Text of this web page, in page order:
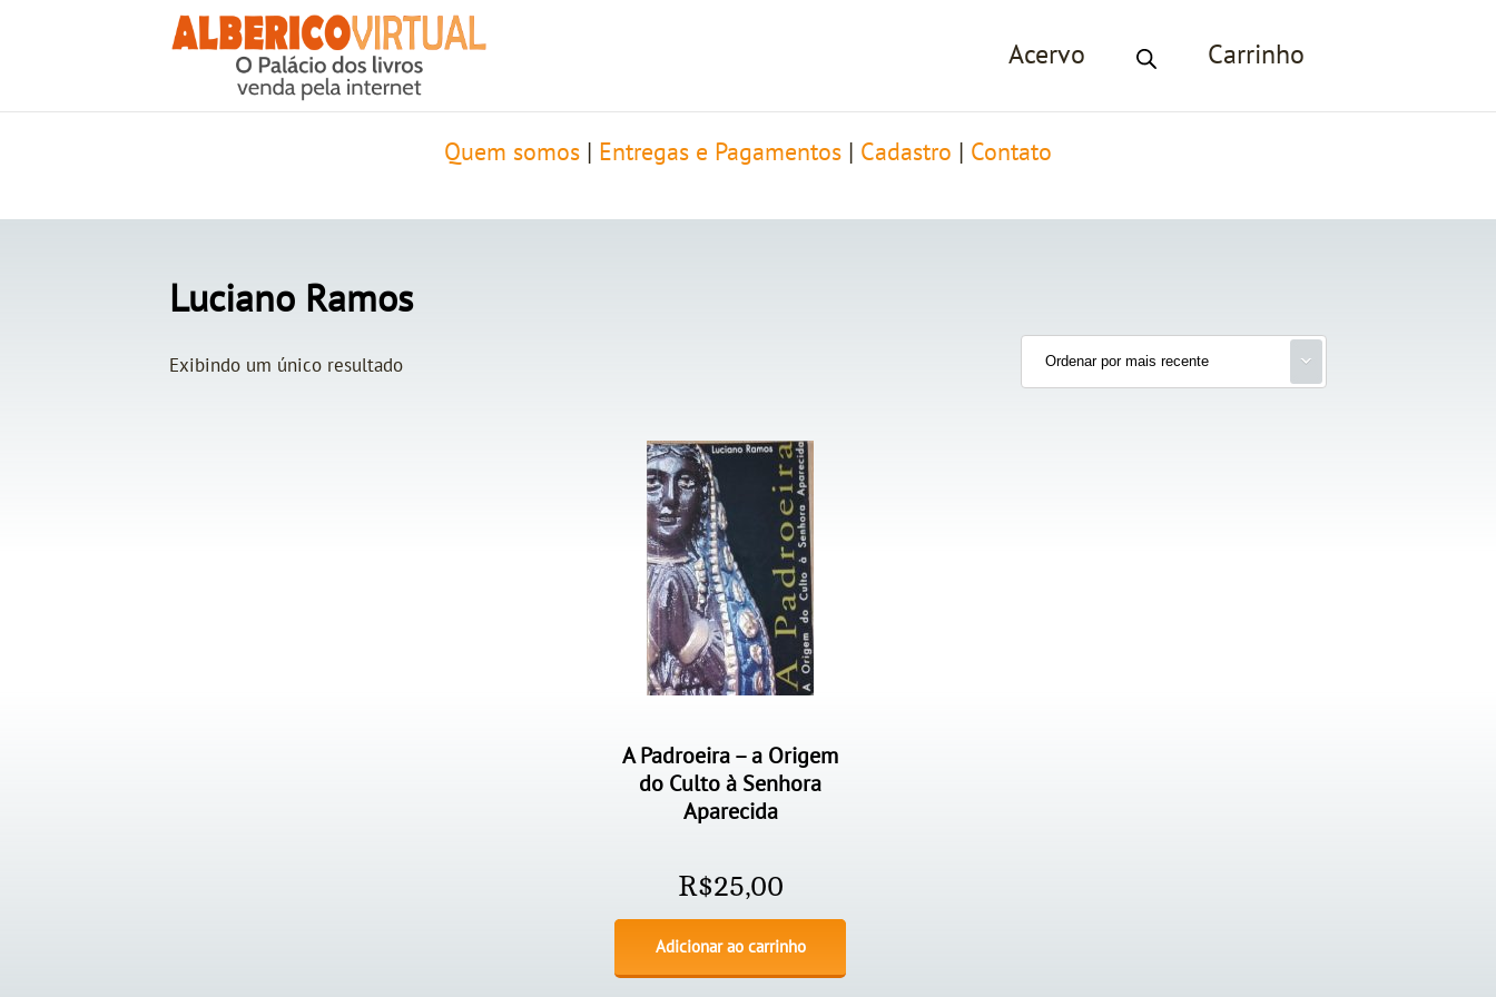
Acervo Carrinho
Quem somos Entregas e Pagamentos Cadastro Contato
Luciano Ramos
Exibindo um único resultado
A Padroeira – a Origem
do Culto à Senhora
Aparecida
R$25,00
Adicionar ao carrinho